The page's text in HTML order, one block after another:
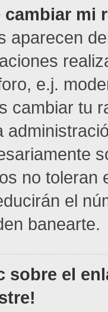
cambiar mi
aparecen
e.j.
cambiar tu
no toleran
el
banearte.
sobre el